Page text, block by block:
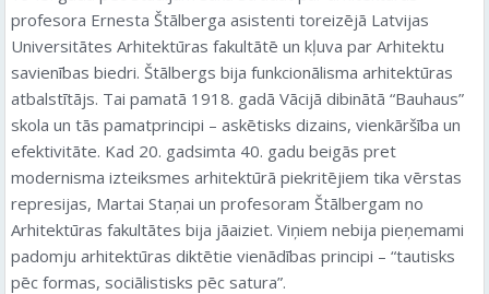
profesora Ernesta Štālberga asistenti toreizējā Latvijas
Universitātes Arhitektūras fakultātē un kļuva par Arhitektu
savienības biedri. Štālbergs bija funkcionālisma arhitektūras
atbalstītājs. Tai pamatā 1918. gadā Vācijā dibinātā “Bauhaus”
skola un tās pamatprincipi – askētisks dizains, vienkāršība un
efektivitāte. Kad 20. gadsimta 40. gadu beigās pret
modernisma izteiksmes arhitektūrā piekritējiem tika vērstas
represijas, Martai Staņai un profesoram Štālbergam no
Arhitektūras fakultātes bija jāaiziet. Viņiem nebija pieņemami
padomju arhitektūras diktētie vienādības principi – “tautisks
pēc formas, sociālistisks pēc satura”.